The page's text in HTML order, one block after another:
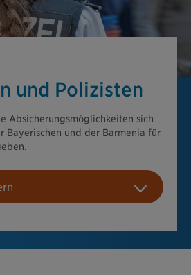
und Polizisten
Absicherungsmöglichkeiten sich
Bayerischen und der Barmenia für